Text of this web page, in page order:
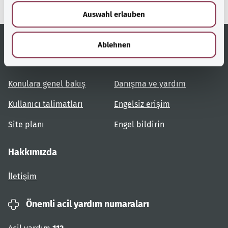
h
Auswahl erlauben
Ablehnen
Yardımcı bağlantılar
Konulara genel bakış
Kullanıcı talimatları
Site planı
Hizmet
Danışma ve yardım
Engelsiz erişim
Engel bildirin
Hakkımızda
İletişim
Önemli acil yardım numaraları